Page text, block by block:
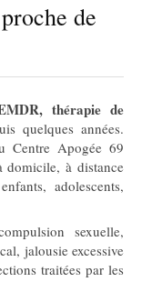
de
thérapie de
quelques années.
Centre Apogée 69
domicile, à distance
adolescents,
sexuelle,
jalousie excessive
traitées par les